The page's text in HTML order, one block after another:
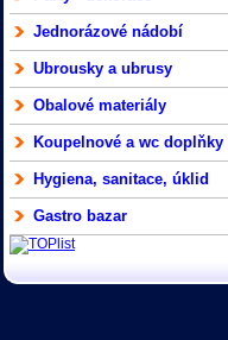
Jednorázové nádobí
Ubrousky a ubrusy
Obalové materiály
Koupelnové a wc doplňky
Hygiena, sanitace, úklid
Gastro bazar